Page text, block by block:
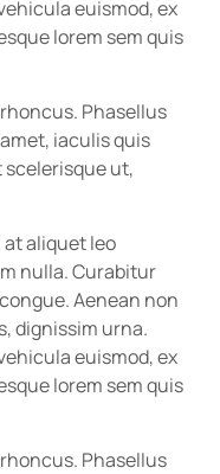
euismod, ex
lorem sem quis
Phasellus
iaculis quis
scelerisque ut,
aliquet leo
nulla. Curabitur
Aenean non
dignissim urna.
euismod, ex
lorem sem quis
Phasellus